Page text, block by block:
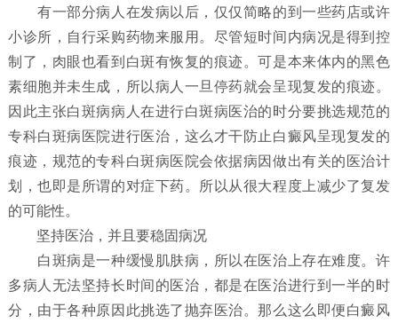
有一部分病人在发病以后，仅仅简略的到一些药店或许
小诊所，自行采购药物来服用。尽管短时间内病况是得到控
制了，肉眼也看到白斑有恢复的痕迹。可是本来体内的黑色
素细胞并未生成，所以病人一旦停药就会呈现复发的痕迹。
因此主张白斑病病人在进行白斑病医治的时分要挑选规范的
专科白斑病医院进行医治，这么才干防止白癜风呈现复发的
痕迹，规范的专科白斑病医院会依据病因做出有关的医治计
划，也即是所谓的对症下药。所以从很大程度上减少了复发
的可能性。
坚持医治，并且要稳固病况
白斑病是一种缓慢肌肤病，所以在医治上存在难度。许
多病人无法坚持长时间的医治，都是在医治进行到一半的时
分，由于各种原因此挑选了抛弃医治。那么这么即便白癜风